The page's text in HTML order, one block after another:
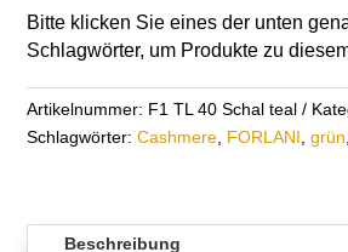
Bitte klicken Sie eines der unten
Schlagwörter, um Produkte zu
Artikelnummer: F1 TL 40 Schal teal
Schlagwörter: Cashmere, FORLANI, grün,
Beschreibung